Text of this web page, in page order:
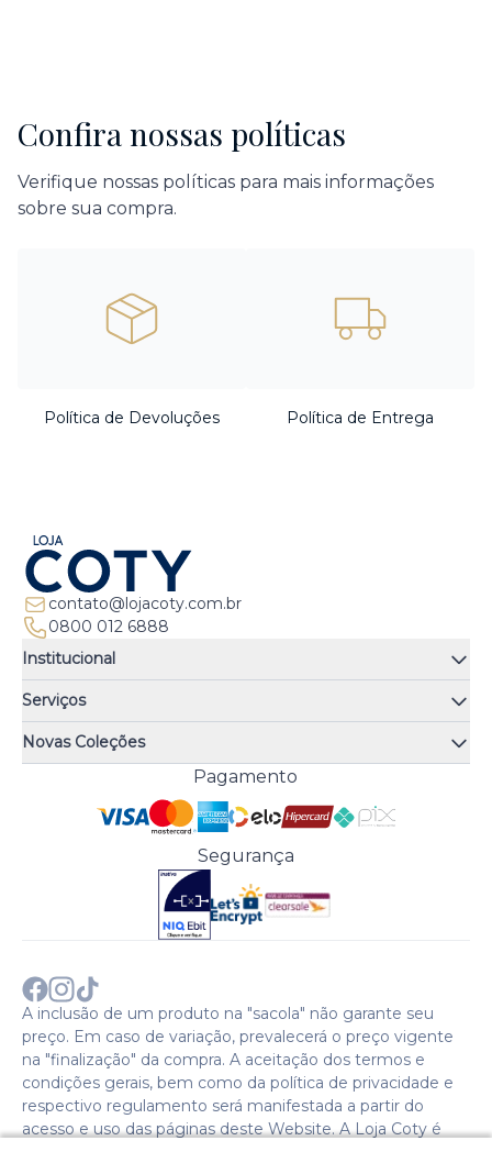
Confira nossas políticas
Verifique nossas políticas para mais informações
sobre sua compra.
Política de Devoluções Política de Entrega
contato@lojacoty.com.br
0800 012 6888
Institucional
Quem somos
Quiz de fragrâncias
Trocas e Devoluções
Troque Fácil
Perguntas Frequentes
Política de Pagamento
Política de Entrega
Política de Privacidade
Comprar com CNPJ?
Sobre a COTY no mundo
Serviços
Atendimento
Meus Pedidos
Trabalhe Conosco
Preferências de Cookies
Novas Coleções
Cenoura & Bronze
Pagamento
Segurança
A inclusão de um produto na "sacola" não garante seu
preço. Em caso de variação, prevalecerá o preço vigente
na "finalização" da compra. A aceitação dos termos e
condições gerais, bem como da política de privacidade e
respectivo regulamento será manifestada a partir do
acesso e uso das páginas deste Website. A Loja Coty é